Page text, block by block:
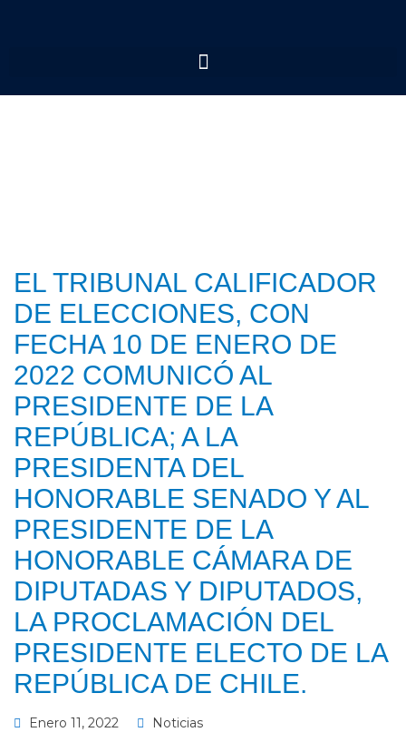
EL TRIBUNAL CALIFICADOR
DE ELECCIONES, CON
FECHA 10 DE ENERO DE
2022 COMUNICÓ AL
PRESIDENTE DE LA
REPÚBLICA; A LA
PRESIDENTA DEL
HONORABLE SENADO Y AL
PRESIDENTE DE LA
HONORABLE CÁMARA DE
DIPUTADAS Y DIPUTADOS,
LA PROCLAMACIÓN DEL
PRESIDENTE ELECTO DE LA
REPÚBLICA DE CHILE.
Enero 11, 2022 Noticias